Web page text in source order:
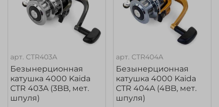
арт. CTR403A
Безынерционная
катушка 4000 Kaida
CTR 403A (3BB, мет.
шпуля)
арт. CTR404A
Безынерционная
катушка 4000 Kaida
CTR 404A (4BB, мет.
шпуля)